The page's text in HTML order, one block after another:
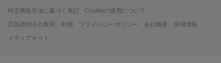
特定商取引法に基づく表記
Cookieの使用について
広告識別子の取得・利用
プライバシーポリシー 会社概要
採用情報
メディアキット